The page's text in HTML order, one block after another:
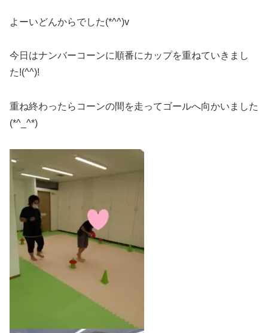
よーいどんからでした(*^^)v
今日はナンバーコーンに順番にカップを重ねていきまし
た!(^^)!
重ね終わったらコーンの間を走ってゴールへ向かいました
(*^_^*)